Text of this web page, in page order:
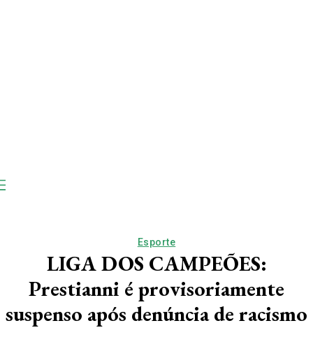
Esporte
LIGA DOS CAMPEÕES:
Prestianni é provisoriamente
suspenso após denúncia de racismo